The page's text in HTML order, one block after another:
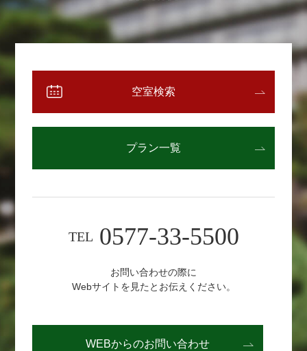
空室検索
プラン一覧
TEL 0577-33-5500
お問い合わせの際に
Webサイトを見たとお伝えください。
WEBからのお問い合わせ